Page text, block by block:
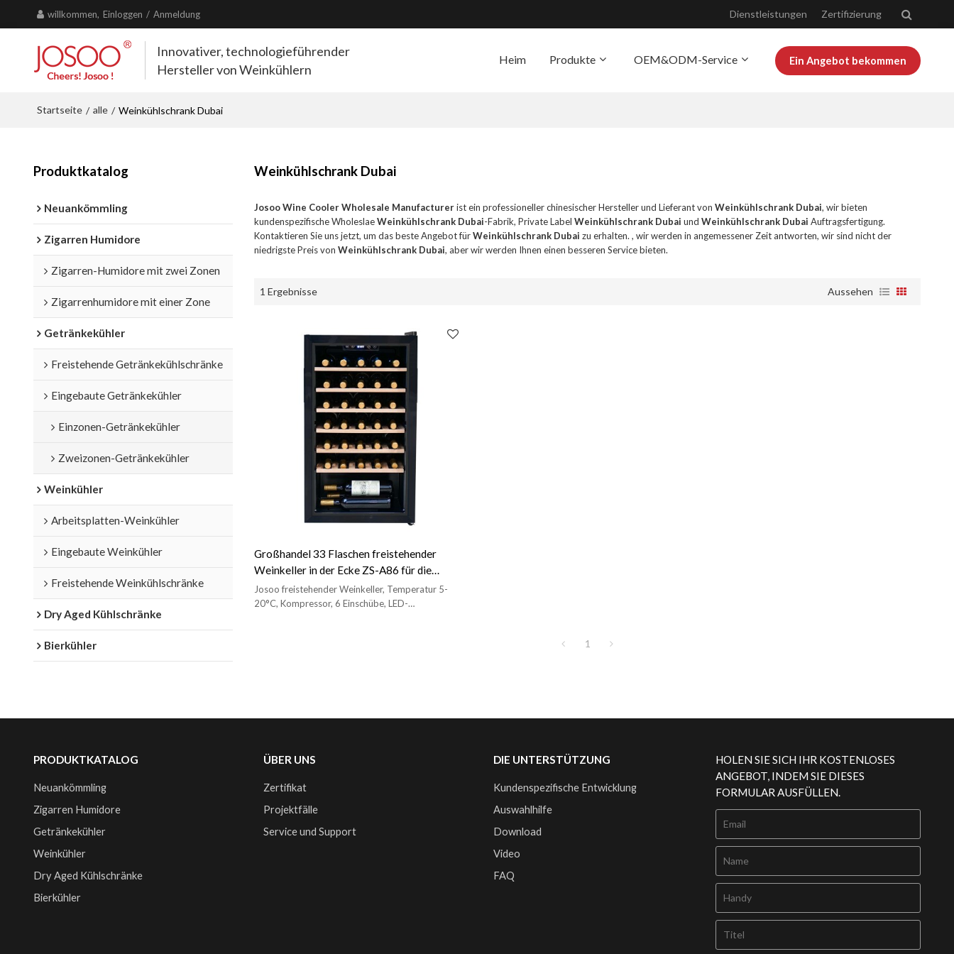
willkommen, Einloggen / Anmeldung Dienstleistungen Zertifizierung
Innovativer, technologieführender
Hersteller von Weinkühlern
Heim Produkte OEM&ODM-Service Ein Angebot bekommen
Startseite / alle / Weinkühlschrank Dubai
Produktkatalog
Neuankömmling
Zigarren Humidore
Zigarren-Humidore mit zwei Zonen
Zigarrenhumidore mit einer Zone
Getränkekühler
Freistehende Getränkekühlschränke
Eingebaute Getränkekühler
Einzonen-Getränkekühler
Zweizonen-Getränkekühler
Weinkühler
Arbeitsplatten-Weinkühler
Eingebaute Weinkühler
Freistehende Weinkühlschränke
Dry Aged Kühlschränke
Bierkühler
Weinkühlschrank Dubai
Josoo Wine Cooler Wholesale Manufacturerist ein professioneller chinesischer Hersteller und Lieferant vonWeinkühlschrank Dubai, wir bieten
kundenspezifische WholeslaeWeinkühlschrank Dubai-Fabrik, Private LabelWeinkühlschrank Dubai undWeinkühlschrank Dubai Auftragsfertigung.
Kontaktieren Sie uns jetzt, um das beste Angebot fürWeinkühlschrank Dubai zu erhalten. , wir werden in angemessener Zeit antworten, wir sind nicht der
niedrigste Preis vonWeinkühlschrank Dubai, aber wir werden Ihnen einen besseren Service bieten.
1 Ergebnisse Aussehen
Großhandel 33 Flaschen freistehender
Weinkeller in der Ecke ZS-A86 für die
Weinlagerung mit Buchenholzregal und
Vollglastür
Josoo freistehender Weinkeller, Temperatur 5-
20°C, Kompressor, 6 Einschübe, LED-
1
PRODUKTKATALOG
Neuankömmling
Zigarren Humidore
Getränkekühler
Weinkühler
Dry Aged Kühlschränke
Bierkühler
ÜBER UNS
Zertifikat
Projektfälle
Service und Support
DIE UNTERSTÜTZUNG
Kundenspezifische Entwicklung
Auswahlhilfe
Download
Video
FAQ
HOLEN SIE SICH IHR KOSTENLOSES
ANGEBOT, INDEM SIE DIESES
FORMULAR AUSFÜLLEN.